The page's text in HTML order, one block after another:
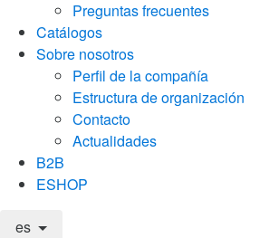
Preguntas frecuentes
Catálogos
Sobre nosotros
Perfil de la compañía
Estructura de organización
Contacto
Actualidades
B2B
ESHOP
es